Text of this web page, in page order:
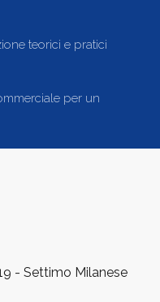
teorici e pratici
per un
- Settimo Milanese